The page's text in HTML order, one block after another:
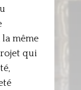
même
qui